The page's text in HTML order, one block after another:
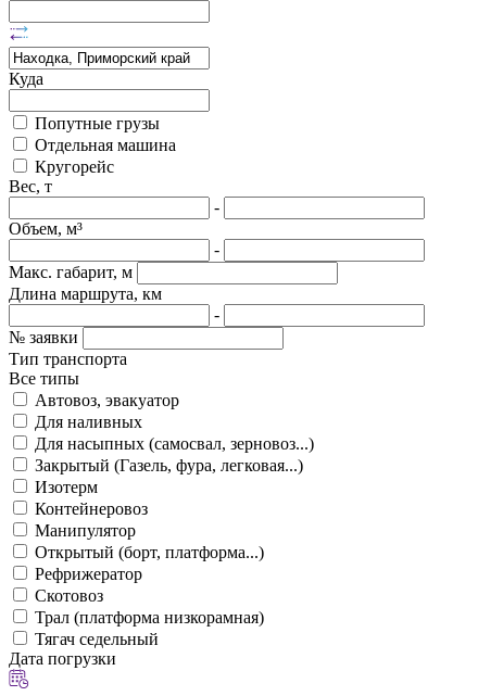
Куда
Попутные грузы
Отдельная машина
Кругорейс
Вес, т
-
Объем, м³
-
Макс. габарит, м
Длина маршрута, км
-
№ заявки
Тип транспорта
Все типы
Автовоз, эвакуатор
Для наливных
Для насыпных (самосвал, зерновоз...)
Закрытый (Газель, фура, легковая...)
Изотерм
Контейнеровоз
Манипулятор
Открытый (борт, платформа...)
Рефрижератор
Скотовоз
Трал (платформа низкорамная)
Тягач седельный
Дата погрузки